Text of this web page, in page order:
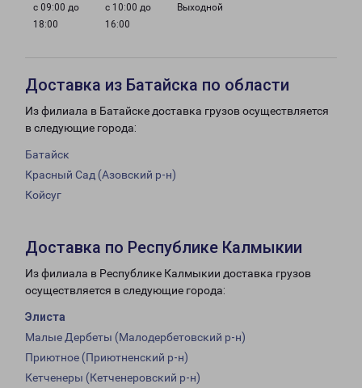
с 09:00 до
18:00
с 10:00 до
16:00
Выходной
Доставка из Батайска по области
Из филиала в Батайске доставка грузов осуществляется
в следующие города:
Батайск
Красный Сад (Азовский р-н)
Койсуг
Доставка по Республике Калмыкии
Из филиала в Республике Калмыкии доставка грузов
осуществляется в следующие города:
Элиста
Малые Дербеты (Малодербетовский р-н)
Приютное (Приютненский р-н)
Кетченеры (Кетченеровский р-н)